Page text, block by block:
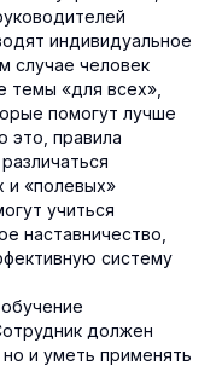
индивидуальное
случае человек
темы «для всех»,
помогут лучше
это, правила
и «полевых»
учиться
наставничество,
систему
должен
и уметь применять